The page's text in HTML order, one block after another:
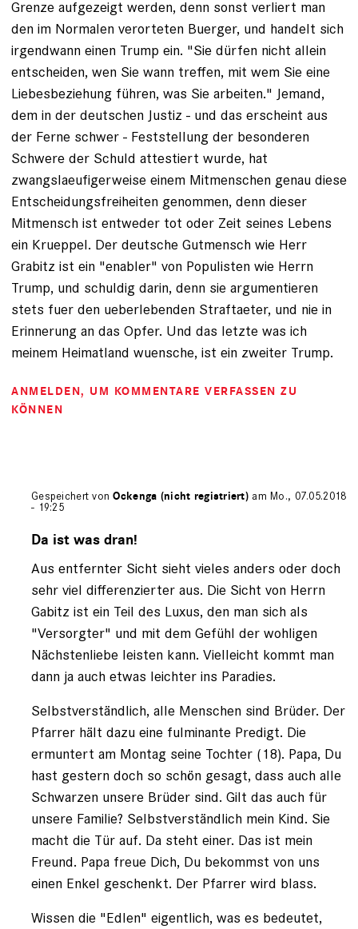
Grenze aufgezeigt werden, denn sonst verliert man
den im Normalen verorteten Buerger, und handelt sich
irgendwann einen Trump ein. "Sie dürfen nicht allein
entscheiden, wen Sie wann treffen, mit wem Sie eine
Liebesbe­ziehung führen, was Sie arbeiten." Jemand,
dem in der deutschen Justiz - und das erscheint aus
der Ferne schwer - Feststellung der besonderen
Schwere der Schuld attestiert wurde, hat
zwangslaeufigerweise einem Mitmenschen genau diese
Entscheidungsfreiheiten genommen, denn dieser
Mitmensch ist entweder tot oder Zeit seines Lebens
ein Krueppel. Der deutsche Gutmensch wie Herr
Grabitz ist ein "enabler" von Populisten wie Herrn
Trump, und schuldig darin, denn sie argumentieren
stets fuer den ueberlebenden Straftaeter, und nie in
Erinnerung an das Opfer. Und das letzte was ich
meinem Heimatland wuensche, ist ein zweiter Trump.
ANMELDEN, UM KOMMENTARE VERFASSEN ZU
KÖNNEN
Gespeichert vonOckenga (nicht registriert) am Mo., 07.05.2018
- 19:25
auf
Romanovich
(nicht
Da ist was dran!
Aus entfernter Sicht sieht vieles anders oder doch
sehr viel differenzierter aus. Die Sicht von Herrn
Gabitz ist ein Teil des Luxus, den man sich als
"Versorgter" und mit dem Gefühl der wohligen
Nächstenliebe leisten kann. Vielleicht kommt man
dann ja auch etwas leichter ins Paradies.
Selbstverständlich, alle Menschen sind Brüder. Der
Pfarrer hält dazu eine fulminante Predigt. Die
ermuntert am Montag seine Tochter (18). Papa, Du
hast gestern doch so schön gesagt, dass auch alle
Schwarzen unsere Brüder sind. Gilt das auch für
unsere Familie? Selbstverständlich mein Kind. Sie
macht die Tür auf. Da steht einer. Das ist mein
Freund. Papa freue Dich, Du bekommst von uns
einen Enkel geschenkt. Der Pfarrer wird blass.
Wissen die "Edlen" eigentlich, was es bedeutet,